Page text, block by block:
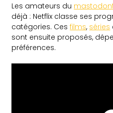
Les amateurs du
déjà : Netflix classe ses
catégories. Cesfilms, séries
sont ensuite proposés,
préférences.